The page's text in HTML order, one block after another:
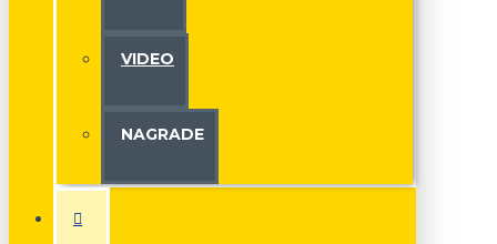
VIDEO
NAGRADE